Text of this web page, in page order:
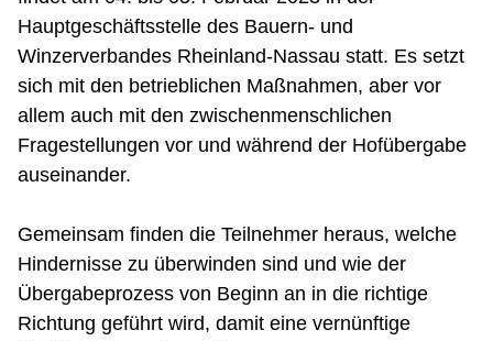
Hauptgeschäftsstelle des Bauern- und
Winzerverbandes Rheinland-Nassau statt. Es setzt
sich mit den betrieblichen Maßnahmen, aber vor
allem auch mit den zwischenmenschlichen
Fragestellungen vor und während der Hofübergabe
auseinander.
Gemeinsam finden die Teilnehmer heraus, welche
Hindernisse zu überwinden sind und wie der
Übergabeprozess von Beginn an in die richtige
Richtung geführt wird, damit eine vernünftige